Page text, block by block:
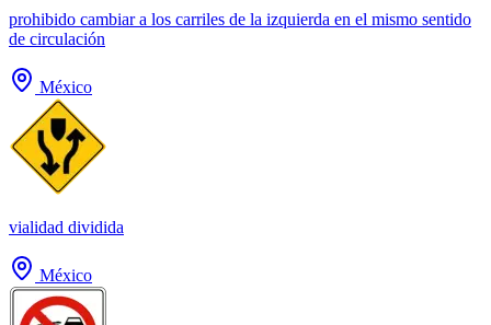
prohibido cambiar a los carriles de la izquierda en el mismo sentido
de circulación
México
vialidad dividida
México